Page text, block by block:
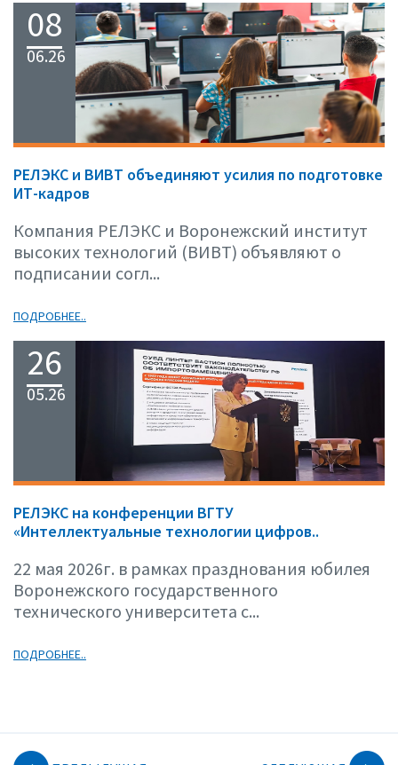
08
06.26
РЕЛЭКС и ВИВТ объединяют усилия по подготовке
ИТ-кадров
Компания РЕЛЭКС и Воронежский институт
высоких технологий (ВИВТ) объявляют о
подписании согл...
ПОДРОБНЕЕ..
26
05.26
РЕЛЭКС на конференции ВГТУ
«Интеллектуальные технологии цифров..
22 мая 2026г. в рамках празднования юбилея
Воронежского государственного
технического университета с...
ПОДРОБНЕЕ..